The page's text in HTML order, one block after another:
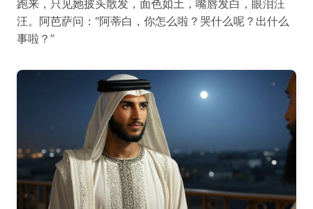
跑来，只见她披头散发，面色如土，嘴唇发白，眼泪汪
汪。阿芭萨问：“阿蒂白，你怎么啦？哭什么呢？出什么
事啦？”